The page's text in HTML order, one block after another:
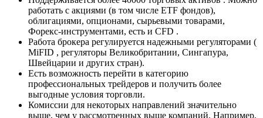
работать с акциями (в том числе ETF фондов),
облигациями, опционами, сырьевыми товарами,
Форекс-инструментами, есть и CFD .
Работа брокера регулируется надежными регуляторами (
MiFID , регуляторы Великобритании, Сингапура,
Швейцарии и других стран).
Есть возможность перейти в категорию
профессиональных трейдеров и получить более
выгодные условия торговли.
Комиссии для некоторых направлений значительно
выше, чем у рассмотренных выше компаний. Например,